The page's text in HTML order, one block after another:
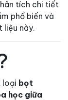
tích chi tiết
phổ biến và
liệu này.
loại bọt
học giữa